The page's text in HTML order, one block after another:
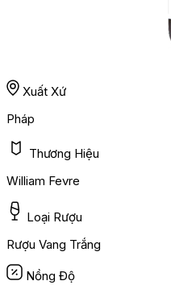
Xuất Xứ
Pháp
Thương Hiệu
William Fevre
Loại Rượu
Rượu Vang Trắng
Nồng Độ